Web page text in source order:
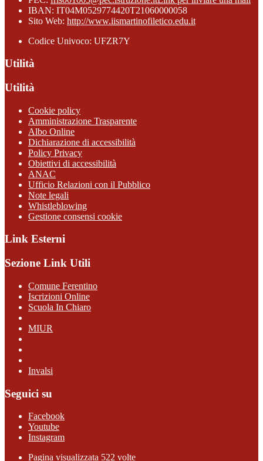
IBAN: IT04M0529774420T21060000058
Sito Web: http://www.iismartinofiletico.edu.it
Codice Univoco: UFZR7Y
Utilità
Utilità
Cookie policy
Amministrazione Trasparente
Albo Online
Dichiarazione di accessibilità
Policy Privacy
Obiettivi di accessibilità
ANAC
Ufficio Relazioni con il Pubblico
Note legali
Whistleblowing
Gestione consensi cookie
Link Esterni
Sezione Link Utili
Comune Ferentino
Iscrizioni Online
Scuola In Chiaro
MIUR
Invalsi
Seguici su
Facebook
Youtube
Instagram
Pagina visualizzata 522 volte